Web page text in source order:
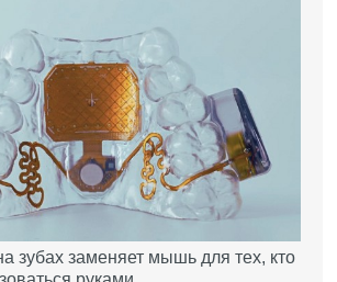
зубах заменяет мышь для тех, кто